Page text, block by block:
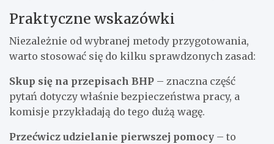
Praktyczne wskazówki
Niezależnie od wybranej metody przygotowania,
warto stosować się do kilku sprawdzonych zasad:
Skup się na przepisach BHP – znaczna część
pytań dotyczy właśnie bezpieczeństwa pracy, a
komisje przykładają do tego dużą wagę.
Przećwicz udzielanie pierwszej pomocy – to